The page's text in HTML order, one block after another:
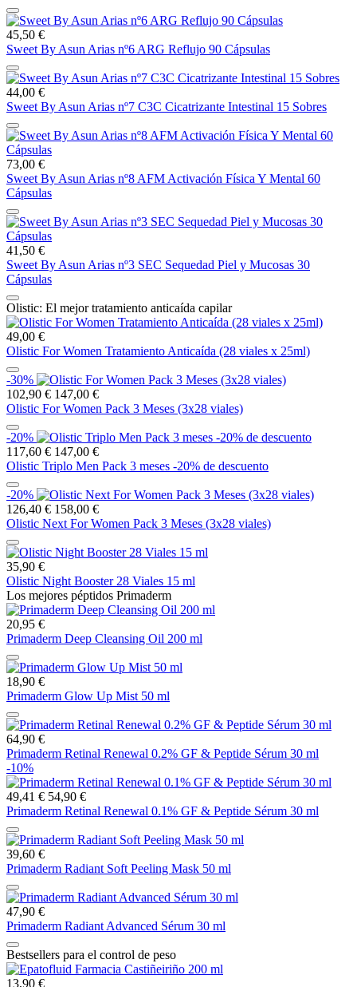
45,50 €
Sweet By Asun Arias nº6 ARG Reflujo 90 Cápsulas
44,00 €
Sweet By Asun Arias nº7 C3C Cicatrizante Intestinal 15 Sobres
73,00 €
Sweet By Asun Arias nº8 AFM Activación Física Y Mental 60
Cápsulas
41,50 €
Sweet By Asun Arias nº3 SEC Sequedad Piel y Mucosas 30
Cápsulas
Olistic: El mejor tratamiento anticaída capilar
49,00 €
Olistic For Women Tratamiento Anticaída (28 viales x 25ml)
-30%
102,90 € 147,00 €
Olistic For Women Pack 3 Meses (3x28 viales)
-20%
117,60 € 147,00 €
Olistic Triplo Men Pack 3 meses -20% de descuento
-20%
126,40 € 158,00 €
Olistic Next For Women Pack 3 Meses (3x28 viales)
35,90 €
Olistic Night Booster 28 Viales 15 ml
Los mejores péptidos Primaderm
20,95 €
Primaderm Deep Cleansing Oil 200 ml
18,90 €
Primaderm Glow Up Mist 50 ml
64,90 €
Primaderm Retinal Renewal 0.2% GF & Peptide Sérum 30 ml
-10%
49,41 € 54,90 €
Primaderm Retinal Renewal 0.1% GF & Peptide Sérum 30 ml
39,60 €
Primaderm Radiant Soft Peeling Mask 50 ml
47,90 €
Primaderm Radiant Advanced Sérum 30 ml
Bestsellers para el control de peso
13,90 €